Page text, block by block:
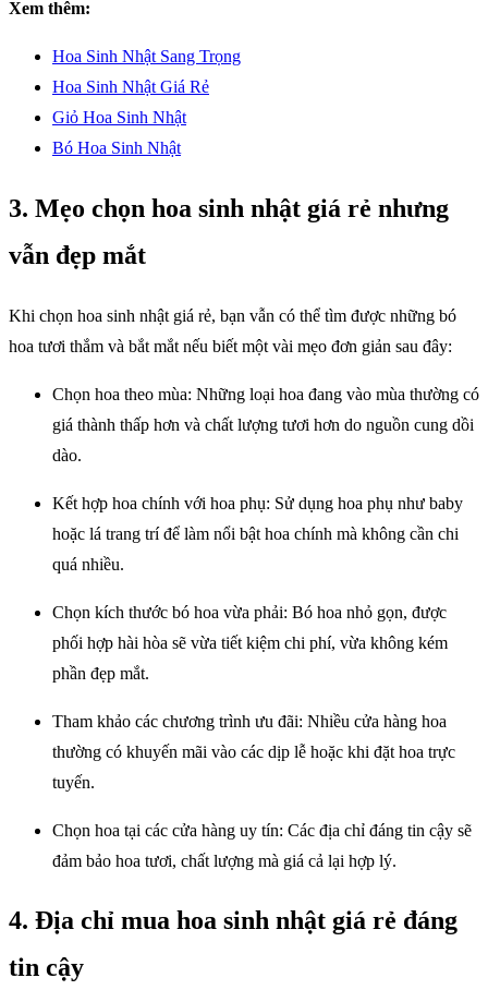
Xem thêm:
Hoa Sinh Nhật Sang Trọng
Hoa Sinh Nhật Giá Rẻ
Giỏ Hoa Sinh Nhật
Bó Hoa Sinh Nhật
3. Mẹo chọn hoa sinh nhật giá rẻ nhưng
vẫn đẹp mắt
Khi chọn hoa sinh nhật giá rẻ, bạn vẫn có thể tìm được những bó
hoa tươi thắm và bắt mắt nếu biết một vài mẹo đơn giản sau đây:
Chọn hoa theo mùa: Những loại hoa đang vào mùa thường có
giá thành thấp hơn và chất lượng tươi hơn do nguồn cung dồi
dào.
Kết hợp hoa chính với hoa phụ: Sử dụng hoa phụ như baby
hoặc lá trang trí để làm nổi bật hoa chính mà không cần chi
quá nhiều.
Chọn kích thước bó hoa vừa phải: Bó hoa nhỏ gọn, được
phối hợp hài hòa sẽ vừa tiết kiệm chi phí, vừa không kém
phần đẹp mắt.
Tham khảo các chương trình ưu đãi: Nhiều cửa hàng hoa
thường có khuyến mãi vào các dịp lễ hoặc khi đặt hoa trực
tuyến.
Chọn hoa tại các cửa hàng uy tín: Các địa chỉ đáng tin cậy sẽ
đảm bảo hoa tươi, chất lượng mà giá cả lại hợp lý.
4. Địa chỉ mua hoa sinh nhật giá rẻ đáng
tin cậy